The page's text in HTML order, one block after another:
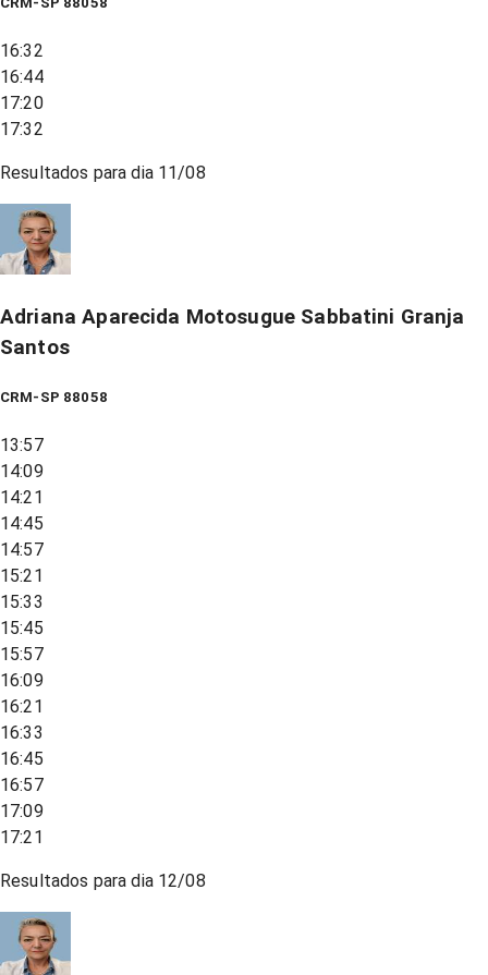
16:32
16:44
17:20
17:32
Resultados para dia 11/08
Adriana Aparecida Motosugue Sabbatini Granja
Santos
CRM-SP 88058
13:57
14:09
14:21
14:45
14:57
15:21
15:33
15:45
15:57
16:09
16:21
16:33
16:45
16:57
17:09
17:21
Resultados para dia 12/08